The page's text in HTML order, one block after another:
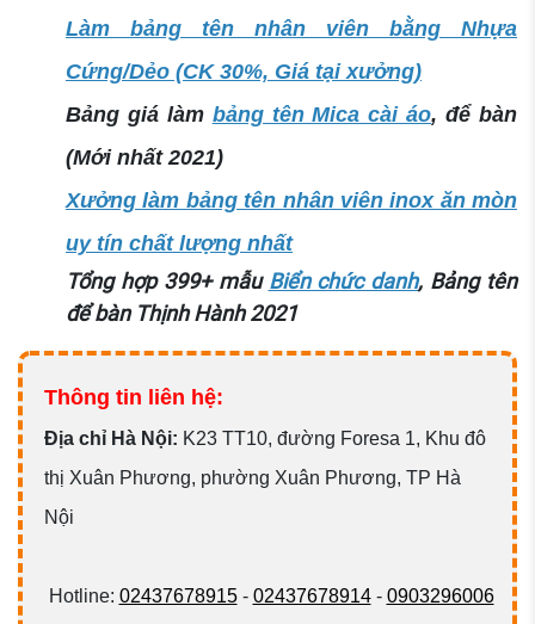
Làm bảng tên nhân viên bằng Nhựa
Cứng/Dẻo (CK 30%, Giá tại xưởng)
Bảng giá làm bảng tên Mica cài áo, để bàn
(Mới nhất 2021)
Xưởng làm bảng tên nhân viên inox ăn mòn
uy tín chất lượng nhất
Tổng hợp 399+ mẫu Biển chức danh, Bảng tên
để bàn Thịnh Hành 2021
Thông tin liên hệ:
Địa chỉ Hà Nội: K23 TT10, đường Foresa 1, Khu đô
thị Xuân Phương, phường Xuân Phương, TP Hà
Nội
Hotline: 02437678915- 02437678914- 0903296006